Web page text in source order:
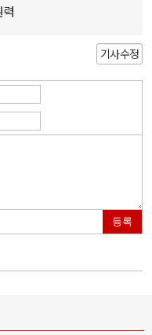
기사수정
등록